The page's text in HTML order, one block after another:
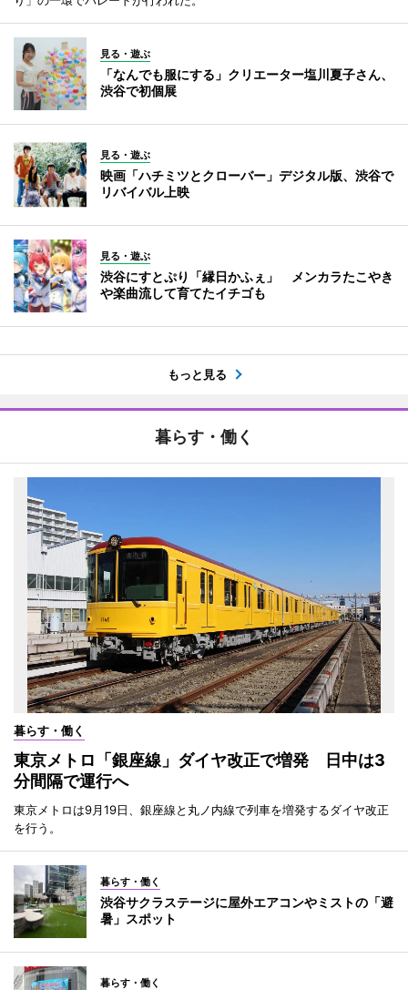
見る・遊ぶ
「なんでも服にする」クリエーター塩川夏子さん、
渋谷で初個展
見る・遊ぶ
映画「ハチミツとクローバー」デジタル版、渋谷で
リバイバル上映
見る・遊ぶ
渋谷にすとぷり「縁日かふぇ」 メンカラたこやき
や楽曲流して育てたイチゴも
もっと見る
暮らす・働く
暮らす・働く
東京メトロ「銀座線」ダイヤ改正で増発 日中は3
分間隔で運行へ
東京メトロは9月19日、銀座線と丸ノ内線で列車を増発するダイヤ改正
を行う。
暮らす・働く
渋谷サクラステージに屋外エアコンやミストの「避
暑」スポット
暮らす・働く